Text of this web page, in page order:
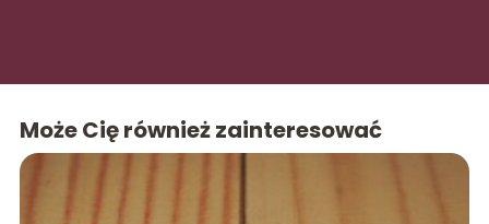
Może Cię również zainteresować